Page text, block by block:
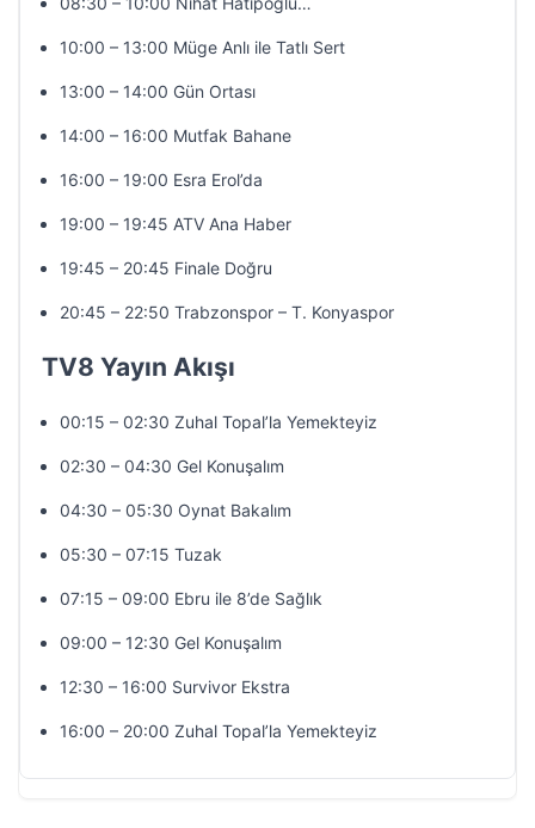
10:00 – 13:00 Müge Anlı ile Tatlı Sert
13:00 – 14:00 Gün Ortası
14:00 – 16:00 Mutfak Bahane
16:00 – 19:00 Esra Erol’da
19:00 – 19:45 ATV Ana Haber
19:45 – 20:45 Finale Doğru
20:45 – 22:50 Trabzonspor – T. Konyaspor
TV8 Yayın Akışı
00:15 – 02:30 Zuhal Topal’la Yemekteyiz
02:30 – 04:30 Gel Konuşalım
04:30 – 05:30 Oynat Bakalım
05:30 – 07:15 Tuzak
07:15 – 09:00 Ebru ile 8’de Sağlık
09:00 – 12:30 Gel Konuşalım
12:30 – 16:00 Survivor Ekstra
16:00 – 20:00 Zuhal Topal’la Yemekteyiz